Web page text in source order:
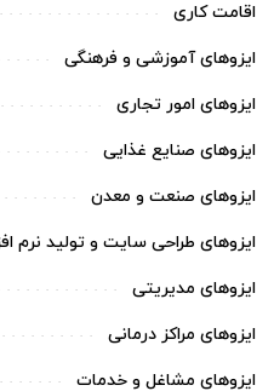
اقامت کاری
ایزوهای آموزشی و فرهنگی
ایزوهای امور تجاری
ایزوهای صنایع غذایی
ایزوهای صنعت و معدن
ایزوهای طراحی سایت و تولید نرم
ایزوهای مدیریتی
ایزوهای مراکز درمانی
ایزوهای مشاغل و خدمات